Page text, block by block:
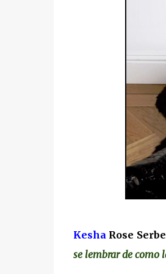
Kesha Rose
se lembrar de como